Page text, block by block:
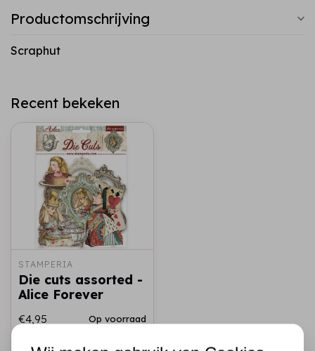
Productomschrijving
Scraphut
Recent bekeken
STAMPERIA
Die cuts assorted -
Alice Forever
€4,95 Op voorraad
Snel toevoegen